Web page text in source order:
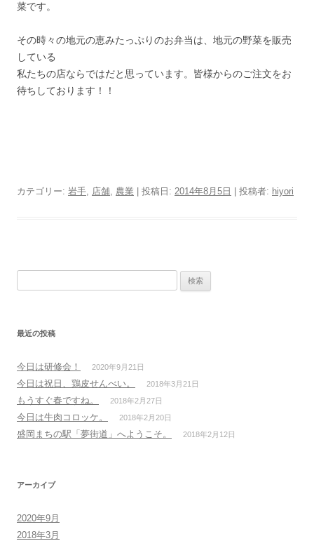
菜です。
その時々の地元の恵みたっぷりのお弁当は、地元の野菜を販売
している
私たちの店ならではだと思っています。皆様からのご注文をお
待ちしております！！
カテゴリー: 岩手, 店舗, 農業 | 投稿日: 2014年8月5日 投稿者: hiyori
最近の投稿
今日は研修会！ 2020年9月21日
今日は祝日、鶏皮せんべい。 2018年3月21日
もうすぐ春ですね。 2018年2月27日
今日は牛肉コロッケ。 2018年2月20日
盛岡まちの駅「夢街道」へようこそ。 2018年2月12日
アーカイブ
2020年9月
2018年3月